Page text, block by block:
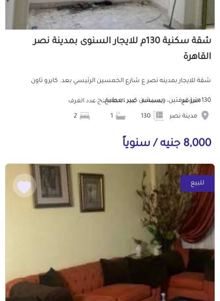
شقة سكنية 130م للايجار السنوى بمدينة نصر
القاهرة
شقة للايجار بمدينه نصر ع شارع الخمسين الرئيسي بعد. كايرو تاون
130متر( غرفتين، ريسبشن كبير ، مطبخ، ح... الموقع
مدينة نصر
المساحة عدد الحمامات عدد الغرف
8,000 جنيه / سنوياً
للبيع